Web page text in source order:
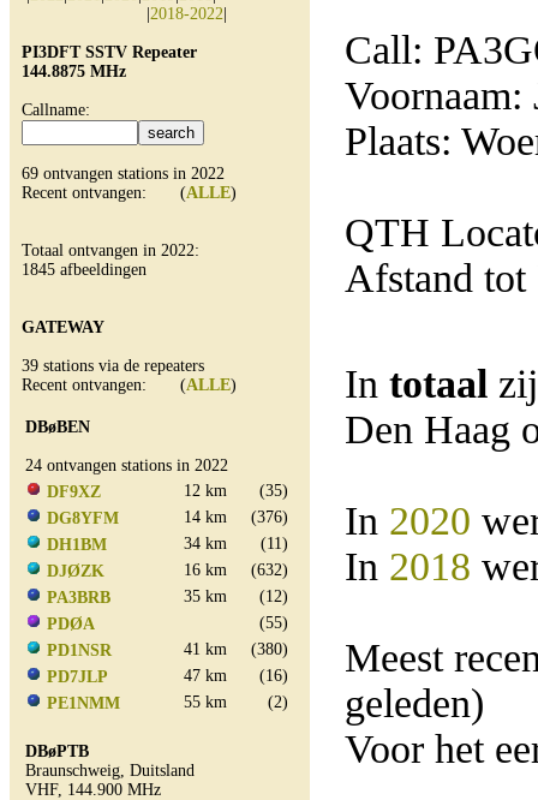
2018-2022
PI3DFT SSTV Repeater
144.8875 MHz
Callname:
69 ontvangen stations in 2022
Recent ontvangen: (ALLE)
Totaal ontvangen in 2022:
1845 afbeeldingen
GATEWAY
39 stations via de repeaters
Recent ontvangen: (ALLE)
DBøBEN
24 ontvangen stations in 2022
DF9XZ
12 km
(35)
DG8YFM
14 km
(376)
DH1BM
34 km
(11)
DJØZK
16 km
(632)
PA3BRB
35 km
(12)
PDØA
(55)
PD1NSR
41 km
(380)
PD7JLP
47 km
(16)
PE1NMM
55 km (2)
DBøPTB
Braunschweig, Duitsland
VHF, 144.900 MHz
Call:
Voornaam:
Plaats:
QTH
Afstand tot
In totaal
Den Haag
In 2020
In 2018
Meest
geleden)
Voor het